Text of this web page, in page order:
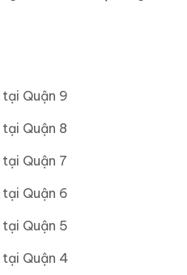
Quận 9
Quận 8
Quận 7
Quận 6
Quận 5
Quận 4